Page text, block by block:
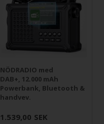
NÖDRADIO med
DAB+, 12.000 mAh
Powerbank, Bluetooth &
handvev.
1.539,00 SEK